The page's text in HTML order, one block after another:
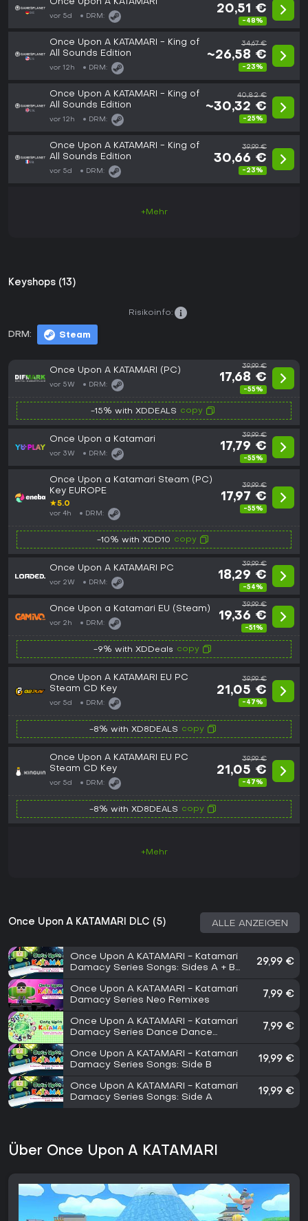
Once Upon A KATAMARI
vor 5d DRM:
20,51 €
-48%
Once Upon A KATAMARI - King of
All Sounds Edition
vor 12h DRM:
34,67 €
~26,58 €
-23%
Once Upon A KATAMARI - King of
All Sounds Edition
vor 12h DRM:
40,82 €
~30,32 €
-25%
Once Upon A KATAMARI - King of
All Sounds Edition
vor 5d DRM:
39,99 €
30,66 €
-23%
+Mehr
Keyshops (13)
DRM: Steam
Risikoinfo:
Once Upon A KATAMARI (PC)
vor 5W DRM:
39,99 €
17,68 €
-55%
-15% with XDDEALS copy
Once Upon a Katamari
vor 3W DRM:
39,99 €
17,79 €
-55%
Once Upon a Katamari Steam (PC)
Key EUROPE
★5.0
vor 4h DRM:
39,99 €
17,97 €
-55%
-10% with XDD10 copy
Once Upon A KATAMARI PC
vor 2W DRM:
39,99 €
18,29 €
-54%
Once Upon a Katamari EU (Steam)
vor 2h DRM:
39,99 €
19,36 €
-51%
-9% with XDDeals copy
Once Upon A KATAMARI EU PC
Steam CD Key
vor 5d DRM:
39,99 €
21,05 €
-47%
-8% with XD8DEALS copy
Once Upon A KATAMARI EU PC
Steam CD Key
vor 5d DRM:
39,99 €
21,05 €
-47%
-8% with XD8DEALS copy
+Mehr
Once Upon A KATAMARI DLC (5) ALLE ANZEIGEN
Once Upon A KATAMARI - Katamari
Damacy Series Songs: Sides A + B
29,99 €
Once Upon A KATAMARI - Katamari
Damacy Series Neo Remixes
7,99 €
Once Upon A KATAMARI - Katamari
Damacy Series Dance Dance
7,99 €
Once Upon A KATAMARI - Katamari
Damacy Series Songs: Side B
19,99 €
Once Upon A KATAMARI - Katamari
Damacy Series Songs: Side A
19,99 €
Über Once Upon A KATAMARI